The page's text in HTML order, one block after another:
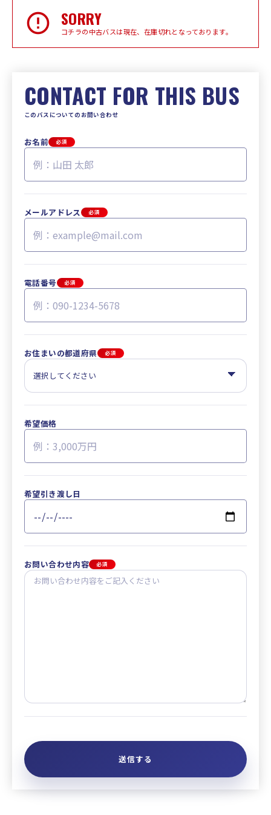
SORRY
コチラの中古バスは現在、在庫切れとなっております。
CONTACT FOR THIS BUS
このバスについてのお問い合わせ
お名前 必須
メールアドレス 必須
電話番号 必須
お住まいの都道府県 必須
希望価格
希望引き渡し日
お問い合わせ内容 必須